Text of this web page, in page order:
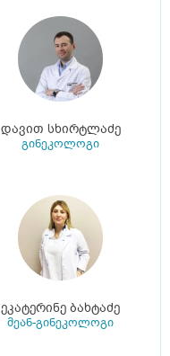
დავით სხირტლაძე
გინეკოლოგი
ეკატერინე ბახტაძე
მეან-გინეკოლოგი